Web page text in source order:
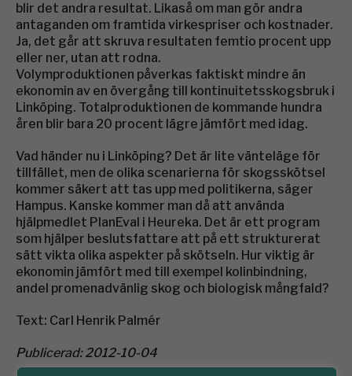
blir det andra resultat. Likaså om man gör andra
antaganden om framtida virkespriser och kostnader.
Ja, det går att skruva resultaten femtio procent upp
eller ner, utan att rodna.
Volymproduktionen påverkas faktiskt mindre än
ekonomin av en övergång till kontinuitetsskogsbruk i
Linköping. Totalproduktionen de kommande hundra
åren blir bara 20 procent lägre jämfört med idag.
Vad händer nu i Linköping? Det är lite vänteläge för
tillfället, men de olika scenarierna för skogsskötsel
kommer säkert att tas upp med politikerna, säger
Hampus. Kanske kommer man då att använda
hjälpmedlet PlanEval i Heureka. Det är ett program
som hjälper beslutsfattare att på ett strukturerat
sätt vikta olika aspekter på skötseln. Hur viktig är
ekonomin jämfört med till exempel kolinbindning,
andel promenadvänlig skog och biologisk mångfald?
Text: Carl Henrik Palmér
Publicerad: 2012-10-04